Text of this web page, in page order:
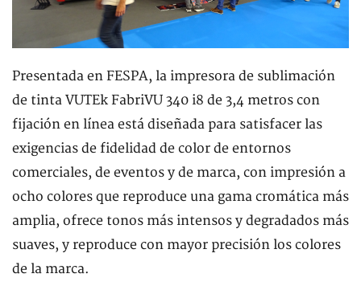
Presentada en FESPA, la impresora de sublimación
de tinta VUTEk FabriVU 340 i8 de 3,4 metros con
fijación en línea está diseñada para satisfacer las
exigencias de fidelidad de color de entornos
comerciales, de eventos y de marca, con impresión a
ocho colores que reproduce una gama cromática más
amplia, ofrece tonos más intensos y degradados más
suaves, y reproduce con mayor precisión los colores
de la marca.